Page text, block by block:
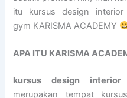
itu kursus design
gym KARISMA ACADEMY
APA ITU KARISMA
kursus design
merupakan tempat